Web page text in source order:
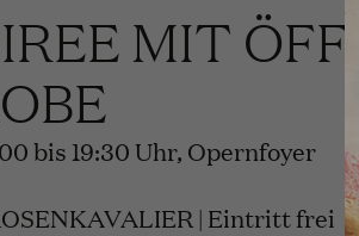
MIT
bis 19:30 Uhr, Opernfoyer
| Eintritt frei